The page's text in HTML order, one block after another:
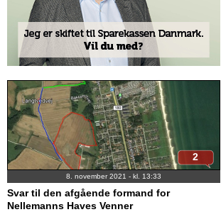
8. november 2021 - kl. 13:33
2
Svar til den afgående formand for
Nellemanns Haves Venner